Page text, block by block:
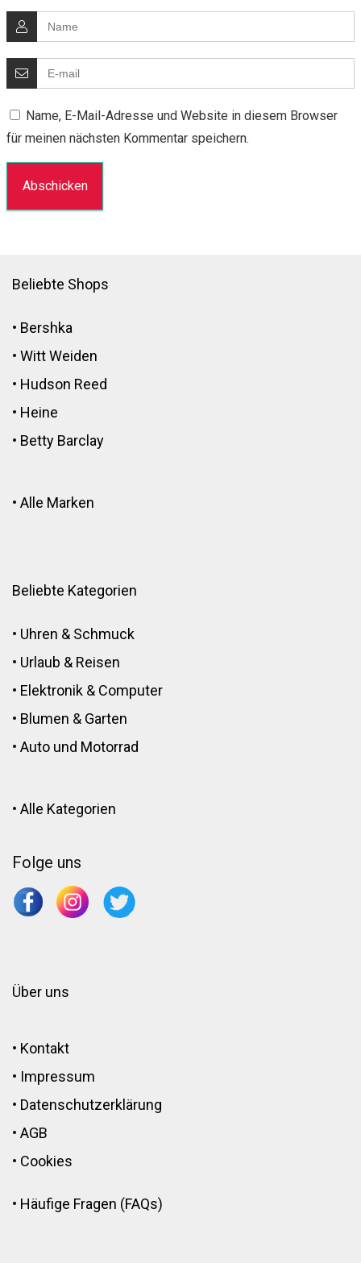
Name, E-Mail-Adresse und Website in diesem Browser
für meinen nächsten Kommentar speichern.
Beliebte Shops
• Bershka
• Witt Weiden
• Hudson Reed
• Heine
• Betty Barclay
• Alle Marken
Beliebte Kategorien
• Uhren & Schmuck
• Urlaub & Reisen
• Elektronik & Computer
• Blumen & Garten
• Auto und Motorrad
• Alle Kategorien
Folge uns
Über uns
• Kontakt
• Impressum
• Datenschutzerklärung
• AGB
• Cookies
• Häufige Fragen (FAQs)